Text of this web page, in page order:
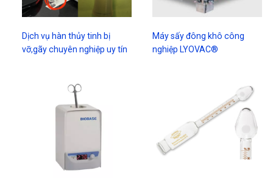
Dịch vụ hàn thủy tinh bị
vỡ,gãy chuyên nghiệp uy tín
Máy sấy đông khô công
nghiệp LYOVAC®